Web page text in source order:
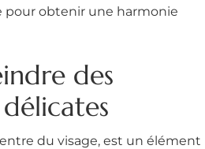
pour obtenir une harmonie
des
du visage, est un élément